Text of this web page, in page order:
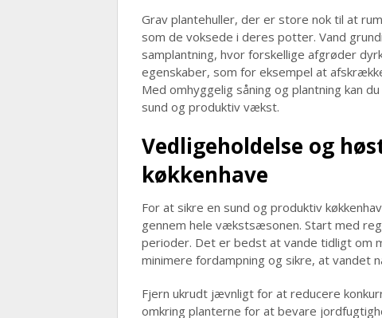
Grav plantehuller, der er store nok til at
som de voksede i deres potter. Vand
samplantning, hvor forskellige afgrøder
egenskaber, som for eksempel at
Med omhyggelig såning og plantning kan
sund og produktiv vækst.
Vedligeholdelse og
køkkenhave
For at sikre en sund og produktiv
gennem hele vækstsæsonen. Start med
perioder. Det er bedst at vande tidligt om
minimere fordampning og sikre, at vandet
Fjern ukrudt jævnligt for at reducere
omkring planterne for at bevare